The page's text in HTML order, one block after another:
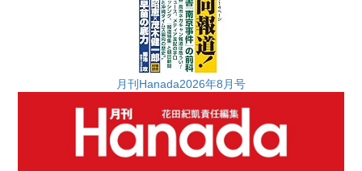
月刊Hanada2026年8月号